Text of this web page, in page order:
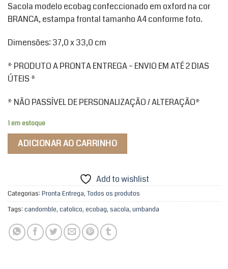
Sacola modelo ecobag confeccionado em oxford na cor
BRANCA, estampa frontal tamanho A4 conforme foto.
Dimensões: 37,0 x 33,0 cm
* PRODUTO A PRONTA ENTREGA – ENVIO EM ATÉ 2 DIAS
ÚTEIS *
* NÃO PASSÍVEL DE PERSONALIZAÇÃO / ALTERAÇÃO*
1 em estoque
ADICIONAR AO CARRINHO
Add to wishlist
Categorias: Pronta Entrega, Todos os produtos
Tags: candomble, catolico, ecobag, sacola, umbanda